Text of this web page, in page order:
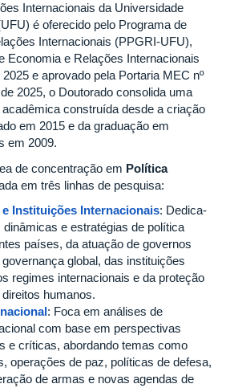
Internacionais da Universidade
é oferecido pelo Programa de
Internacionais (PPGRI-UFU),
Economia e Relações Internacionais
e aprovado pela Portaria MEC nº
2025, o Doutorado consolida uma
construída desde a criação
em 2015 e da graduação em
em 2009.
de concentração em Política
em três linhas de pesquisa:
Instituições Internacionais: Dedica-
e estratégias de política
países, da atuação de governos
global, das instituições
regimes internacionais e da proteção
humanos.
: Foca em análises de
com base em perspectivas
e críticas, abordando temas como
operações de paz, políticas de defesa,
de armas e novas agendas de